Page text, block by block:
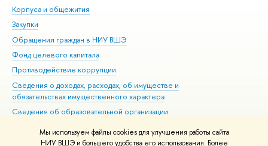
Мы используем файлы cookies для улучшения работы сайта
НИУ ВШЭ и большего удобства его использования. Более
Корпуса и общежития
Закупки
Обращения граждан в НИУ ВШЭ
Фонд целевого капитала
Противодействие коррупции
Сведения о доходах, расходах, об имуществе и
обязательствах имущественного характера
Сведения об образовательной организации
Людям с ограниченными возможностями здоровья
Единая платежная страница